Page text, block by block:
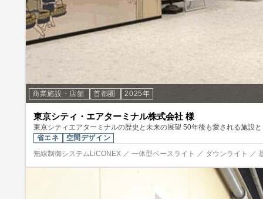
商業施設・店舗 首都圏 2025年
東京シティ・エアターミナル株式会社 様
東京シティエアターミナルの歴史と未来の展望 50年後も愛される施設
省エネ
空間デザイン
無線制御システムLiCONEX ／ 一体型ベースライト ／ ダウンライト ／